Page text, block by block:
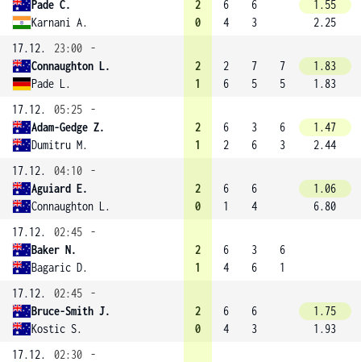
Pade C.
Karnani A.
2
0
6
4
6
3
1.55
2.25
17.12.
23:00
-
Connaughton L.
Pade L.
2
1
2
6
7
5
7
5
1.83
1.83
17.12.
05:25
-
Adam-Gedge Z.
Dumitru M.
2
1
6
2
3
6
6
3
1.47
2.44
17.12.
04:10
-
Aguiard E.
Connaughton L.
2
0
6
1
6
4
1.06
6.80
17.12.
02:45
-
Baker N.
Bagaric D.
2
1
6
4
3
6
6
1
17.12.
02:45
-
Bruce-Smith J.
Kostic S.
2
0
6
4
6
3
1.75
1.93
17.12.
02:30
-